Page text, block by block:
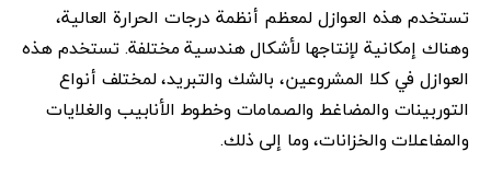
تستخدم هذه العوازل لمعظم أنظمة درجات الحرارة العالية،
وهناك إمكانية لإنتاجها لأشكال هندسية مختلفة. تستخدم هذه
العوازل في كلا المشروعين، بالشك والتبريد، لمختلف أنواع
التوربينات والمضاغط والصمامات وخطوط الأنابيب والغلايات
والمفاعلات والخزانات، وما إلى ذلك.